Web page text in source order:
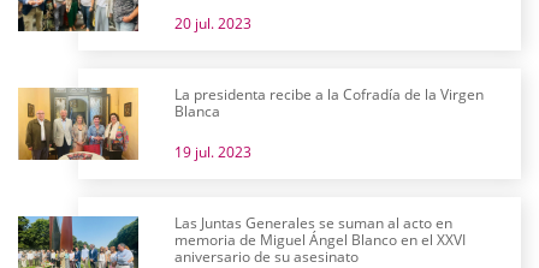
20 jul. 2023
La presidenta recibe a la Cofradía de la Virgen
Blanca
19 jul. 2023
Las Juntas Generales se suman al acto en
memoria de Miguel Ángel Blanco en el XXVI
aniversario de su asesinato